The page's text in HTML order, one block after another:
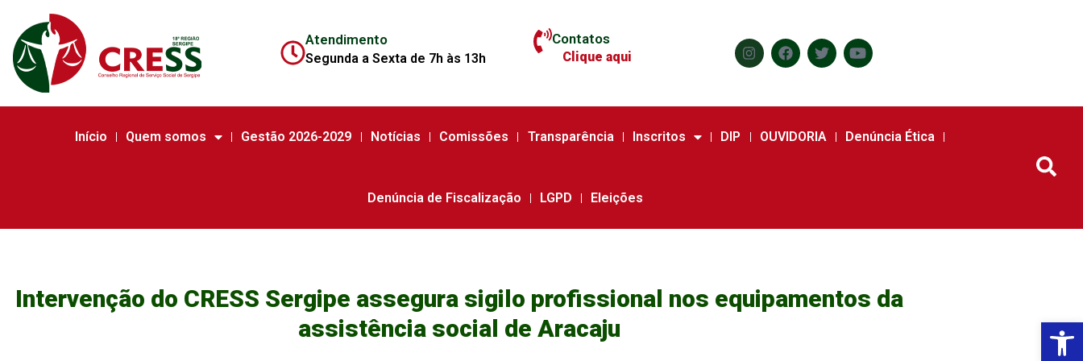
Atendimento
Segunda a Sexta de 7h às 13h
Contatos
Clique aqui
Início Quem somos Gestão 2026-2029 Notícias Comissões Transparência Inscritos DIP OUVIDORIA Denúncia Ética
Denúncia de Fiscalização LGPD Eleições
Intervenção do CRESS Sergipe assegura sigilo profissional nos equipamentos da
assistência social de Aracaju